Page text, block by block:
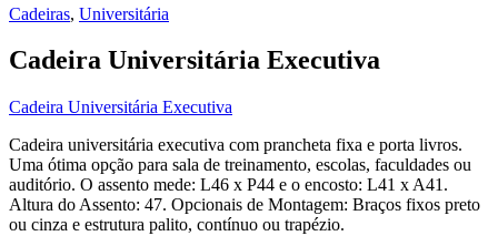
Cadeiras, Universitária
Cadeira Universitária Executiva
Cadeira Universitária Executiva
Cadeira universitária executiva com prancheta fixa e porta livros.
Uma ótima opção para sala de treinamento, escolas, faculdades ou
auditório. O assento mede: L46 x P44 e o encosto: L41 x A41.
Altura do Assento: 47. Opcionais de Montagem: Braços fixos preto
ou cinza e estrutura palito, contínuo ou trapézio.